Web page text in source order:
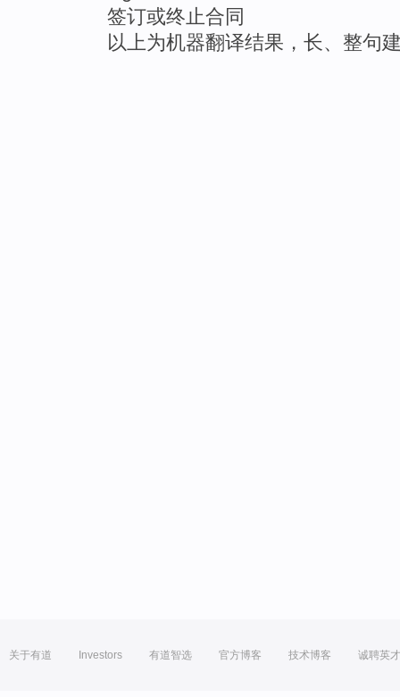
签订或终止合同
以上为机器翻译结果，长、整句
关于有道 Investors 有道智选 官方博客 技术博客 诚聘英才